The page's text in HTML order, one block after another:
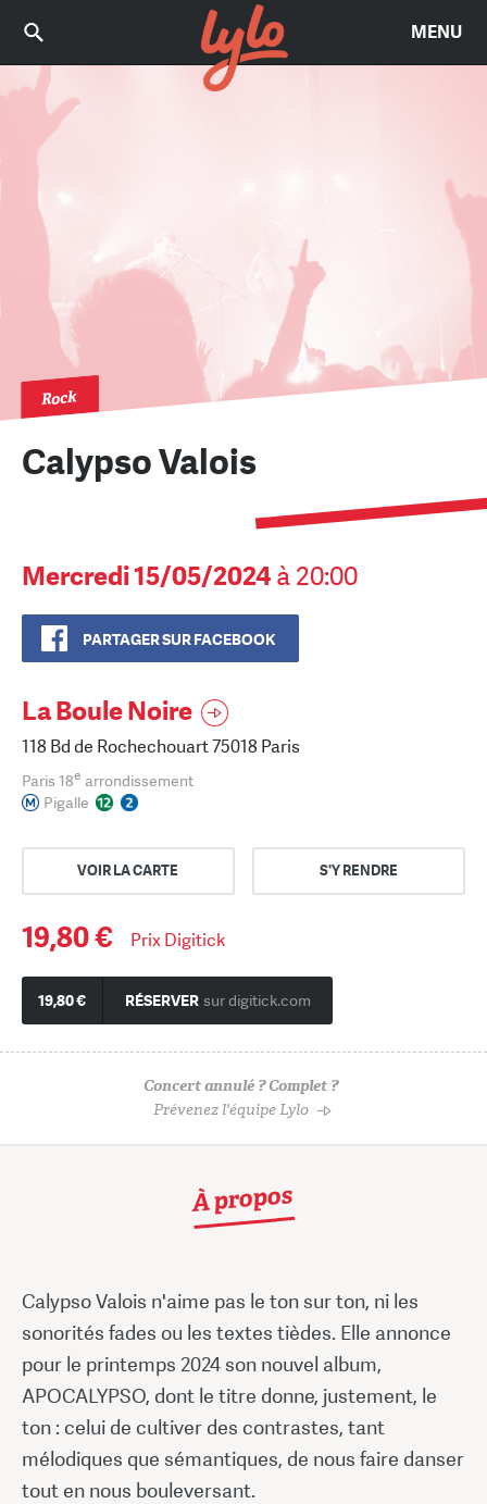
MENU
Rock
Calypso Valois
Mercredi 15/05/2024 à 20:00
PARTAGER SUR FACEBOOK
La Boule Noire
118 Bd de Rochechouart 75018 Paris
Paris 18e arrondissement
Pigalle
VOIR LA CARTE S'Y RENDRE
19,80 € Prix Digitick
19,80 € RÉSERVER sur digitick.com
Concert annulé ? Complet ?
Prévenez l'équipe Lylo
À propos
Calypso Valois n'aime pas le ton sur ton, ni les
sonorités fades ou les textes tièdes. Elle annonce
pour le printemps 2024 son nouvel album,
APOCALYPSO, dont le titre donne, justement, le
ton : celui de cultiver des contrastes, tant
mélodiques que sémantiques, de nous faire danser
tout en nous bouleversant.